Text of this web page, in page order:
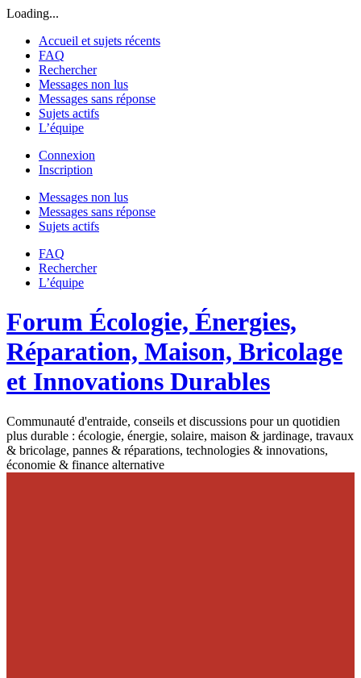
Loading...
Accueil et sujets récents
FAQ
Rechercher
Messages non lus
Messages sans réponse
Sujets actifs
L’équipe
Connexion
Inscription
Messages non lus
Messages sans réponse
Sujets actifs
FAQ
Rechercher
L’équipe
Forum Écologie, Énergies,
Réparation, Maison, Bricolage
et Innovations Durables
Communauté d'entraide, conseils et discussions pour un quotidien
plus durable : écologie, énergie, solaire, maison & jardinage, travaux
& bricolage, pannes & réparations, technologies & innovations,
économie & finance alternative